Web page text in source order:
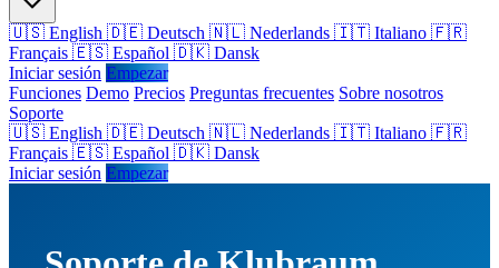
🇺🇸 English 🇩🇪 Deutsch 🇳🇱 Nederlands 🇮🇹 Italiano 🇫🇷
Français 🇪🇸 Español 🇩🇰 Dansk
Iniciar sesión Empezar
Funciones Demo Precios Preguntas frecuentes Sobre nosotros
Soporte
🇺🇸 English 🇩🇪 Deutsch 🇳🇱 Nederlands 🇮🇹 Italiano 🇫🇷
Français 🇪🇸 Español 🇩🇰 Dansk
Iniciar sesión Empezar